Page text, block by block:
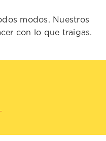
modos. Nuestros
con lo que traigas.